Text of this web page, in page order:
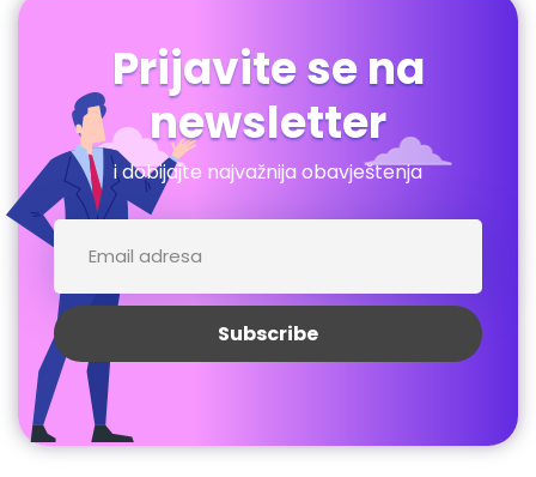
Prijavite se na
newsletter
i dobijajte najvažnija obavještenja